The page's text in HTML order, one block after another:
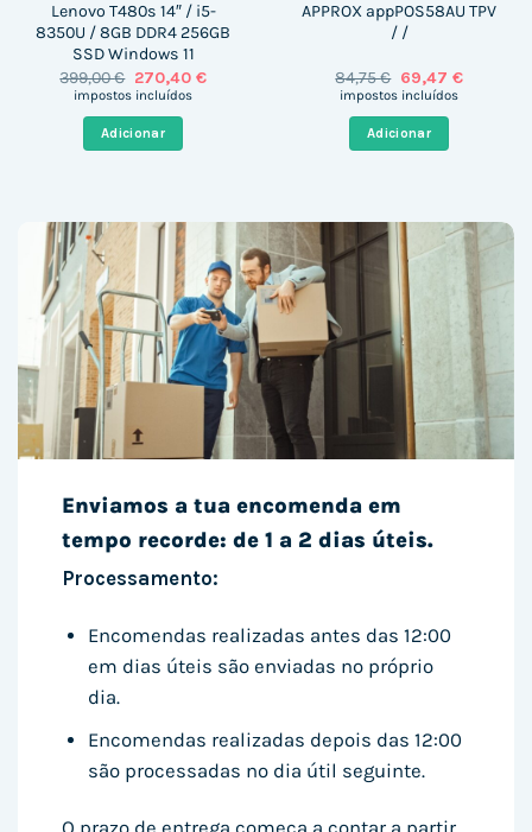
Lenovo T480s 14″ / i5-
8350U / 8GB DDR4 256GB
SSD Windows 11
399,00€ O
preço
era:
399,00 €.
270,40 €O
impostos incluídos
Adicionar
APPROX appPOS58AU TPV
/ /
84,75€ O
preço
era:
84,75 €.
69,47 €O
impostos incluídos
Adicionar
Enviamos a tua encomenda em
tempo recorde: de 1 a 2 dias úteis.
Processamento:
Encomendas realizadas antes das 12:00
em dias úteis são enviadas no próprio
dia.
Encomendas realizadas depois das 12:00
são processadas no dia útil seguinte.